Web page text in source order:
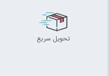
تحویل سریع